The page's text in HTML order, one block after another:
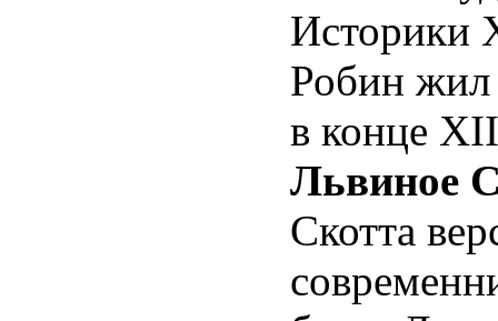
Историки
Робин
в конце
Львиное
Скотта